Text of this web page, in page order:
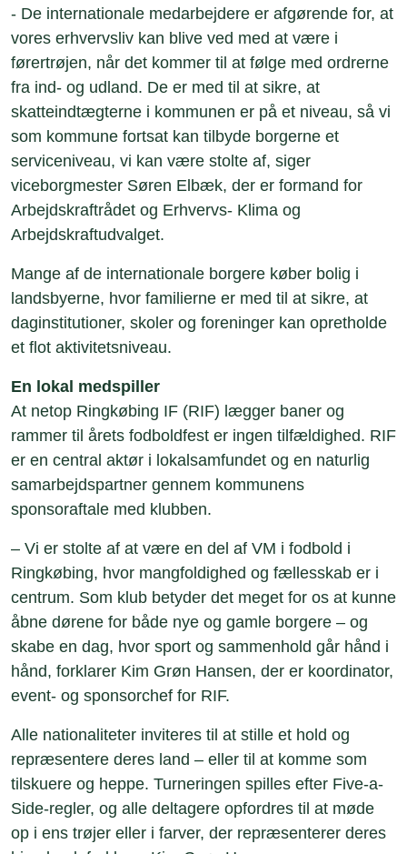
- De internationale medarbejdere er afgørende for, at
vores erhvervsliv kan blive ved med at være i
førertrøjen, når det kommer til at følge med ordrerne
fra ind- og udland. De er med til at sikre, at
skatteindtægterne i kommunen er på et niveau, så vi
som kommune fortsat kan tilbyde borgerne et
serviceniveau, vi kan være stolte af, siger
viceborgmester Søren Elbæk, der er formand for
Arbejdskraftrådet og Erhvervs- Klima og
Arbejdskraftudvalget.
Mange af de internationale borgere køber bolig i
landsbyerne, hvor familierne er med til at sikre, at
daginstitutioner, skoler og foreninger kan opretholde
et flot aktivitetsniveau.
En lokal medspiller
At netop Ringkøbing IF (RIF) lægger baner og
rammer til årets fodboldfest er ingen tilfældighed. RIF
er en central aktør i lokalsamfundet og en naturlig
samarbejdspartner gennem kommunens
sponsoraftale med klubben.
– Vi er stolte af at være en del af VM i fodbold i
Ringkøbing, hvor mangfoldighed og fællesskab er i
centrum. Som klub betyder det meget for os at kunne
åbne dørene for både nye og gamle borgere – og
skabe en dag, hvor sport og sammenhold går hånd i
hånd, forklarer Kim Grøn Hansen, der er koordinator,
event- og sponsorchef for RIF.
Alle nationaliteter inviteres til at stille et hold og
repræsentere deres land – eller til at komme som
tilskuere og heppe. Turneringen spilles efter Five-a-
Side-regler, og alle deltagere opfordres til at møde
op i ens trøjer eller i farver, der repræsenterer deres